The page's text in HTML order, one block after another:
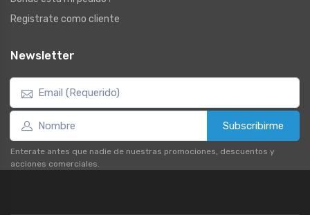
Registrate como cliente
Newsletter
Subscribirme
Enterate antes que nadie de nuestras promociones, descuentos y
acciones comerciales.